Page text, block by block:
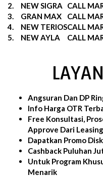
2.
NEW SIGRA
CALL
3.
GRAN MAX
CALL
4.
NEW TERIOSCALL
5.
NEW AYLA CALL
Angsuran Dan DP
Info Harga OTR
Free Konsultasi,
Approve Dari Leasing
Dapatkan Promo
Cashback Puluhan
Untuk Program
Menarik